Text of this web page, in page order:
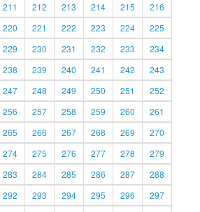
211 212 213 214 215
216
220 221 222 223 224
225
229 230 231 232 233
234
238 239 240 241 242
243
247 248 249 250 251
252
256 257 258 259 260
261
265 266 267 268 269
270
274 275 276 277 278
279
283 284 285 286 287
288
292 293 294 295 296
297